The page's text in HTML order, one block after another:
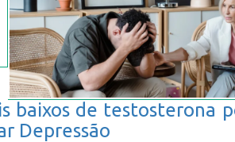
baixos de testosterona
Depressão